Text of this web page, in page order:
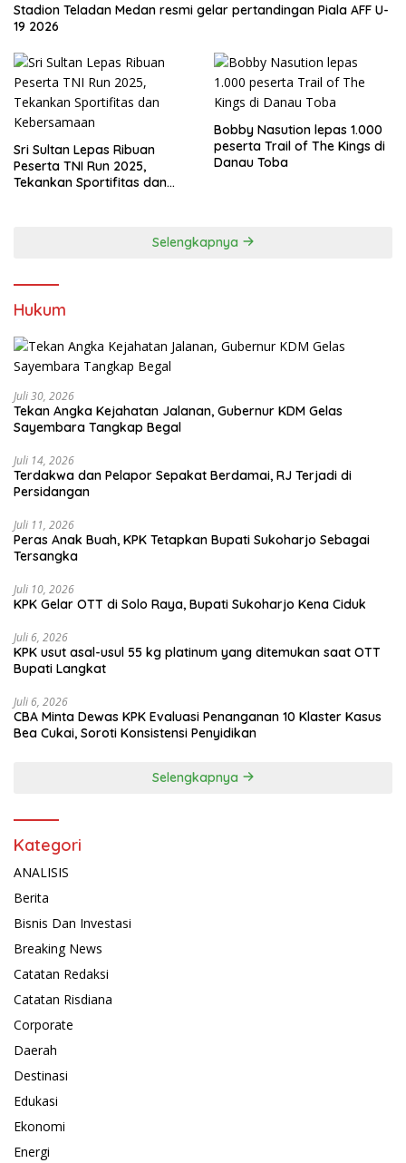
Stadion Teladan Medan resmi gelar pertandingan Piala AFF U-
19 2026
Sri Sultan Lepas Ribuan
Peserta TNI Run 2025,
Tekankan Sportifitas dan
Bobby Nasution lepas 1.000
peserta Trail of The Kings di
Danau Toba
Selengkapnya
Hukum
Juli 30, 2026
Tekan Angka Kejahatan Jalanan, Gubernur KDM Gelas
Sayembara Tangkap Begal
Juli 14, 2026
Terdakwa dan Pelapor Sepakat Berdamai, RJ Terjadi di
Persidangan
Juli 11, 2026
Peras Anak Buah, KPK Tetapkan Bupati Sukoharjo Sebagai
Tersangka
Juli 10, 2026
KPK Gelar OTT di Solo Raya, Bupati Sukoharjo Kena Ciduk
Juli 6, 2026
KPK usut asal-usul 55 kg platinum yang ditemukan saat OTT
Bupati Langkat
Juli 6, 2026
CBA Minta Dewas KPK Evaluasi Penanganan 10 Klaster Kasus
Bea Cukai, Soroti Konsistensi Penyidikan
Selengkapnya
Kategori
ANALISIS
Berita
Bisnis Dan Investasi
Breaking News
Catatan Redaksi
Catatan Risdiana
Corporate
Daerah
Destinasi
Edukasi
Ekonomi
Energi